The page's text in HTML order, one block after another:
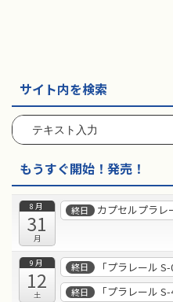
サイト内を検索
もうすぐ開始！発売！
8月
31
月
終日 カプセルプラレ
9月
12
土
終日 「プラレール
終日 「プラレール